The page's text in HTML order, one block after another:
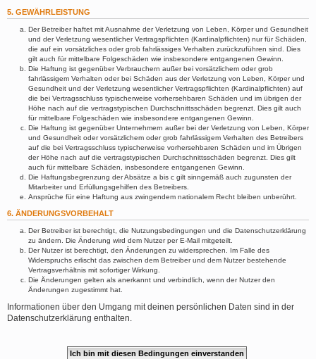
5. GEWÄHRLEISTUNG
Der Betreiber haftet mit Ausnahme der Verletzung von Leben, Körper und Gesundheit
und der Verletzung wesentlicher Vertragspflichten (Kardinalpflichten) nur für Schäden,
die auf ein vorsätzliches oder grob fahrlässiges Verhalten zurückzuführen sind. Dies
gilt auch für mittelbare Folgeschäden wie insbesondere entgangenen Gewinn.
Die Haftung ist gegenüber Verbrauchern außer bei vorsätzlichem oder grob
fahrlässigem Verhalten oder bei Schäden aus der Verletzung von Leben, Körper und
Gesundheit und der Verletzung wesentlicher Vertragspflichten (Kardinalpflichten) auf
die bei Vertragsschluss typischerweise vorhersehbaren Schäden und im übrigen der
Höhe nach auf die vertragstypischen Durchschnittsschäden begrenzt. Dies gilt auch
für mittelbare Folgeschäden wie insbesondere entgangenen Gewinn.
Die Haftung ist gegenüber Unternehmern außer bei der Verletzung von Leben, Körper
und Gesundheit oder vorsätzlichem oder grob fahrlässigem Verhalten des Betreibers
auf die bei Vertragsschluss typischerweise vorhersehbaren Schäden und im Übrigen
der Höhe nach auf die vertragstypischen Durchschnittsschäden begrenzt. Dies gilt
auch für mittelbare Schäden, insbesondere entgangenen Gewinn.
Die Haftungsbegrenzung der Absätze a bis c gilt sinngemäß auch zugunsten der
Mitarbeiter und Erfüllungsgehilfen des Betreibers.
Ansprüche für eine Haftung aus zwingendem nationalem Recht bleiben unberührt.
6. ÄNDERUNGSVORBEHALT
Der Betreiber ist berechtigt, die Nutzungsbedingungen und die Datenschutzerklärung
zu ändern. Die Änderung wird dem Nutzer per E-Mail mitgeteilt.
Der Nutzer ist berechtigt, den Änderungen zu widersprechen. Im Falle des
Widerspruchs erlischt das zwischen dem Betreiber und dem Nutzer bestehende
Vertragsverhältnis mit sofortiger Wirkung.
Die Änderungen gelten als anerkannt und verbindlich, wenn der Nutzer den
Änderungen zugestimmt hat.
Informationen über den Umgang mit deinen persönlichen Daten sind in der
Datenschutzerklärung enthalten.